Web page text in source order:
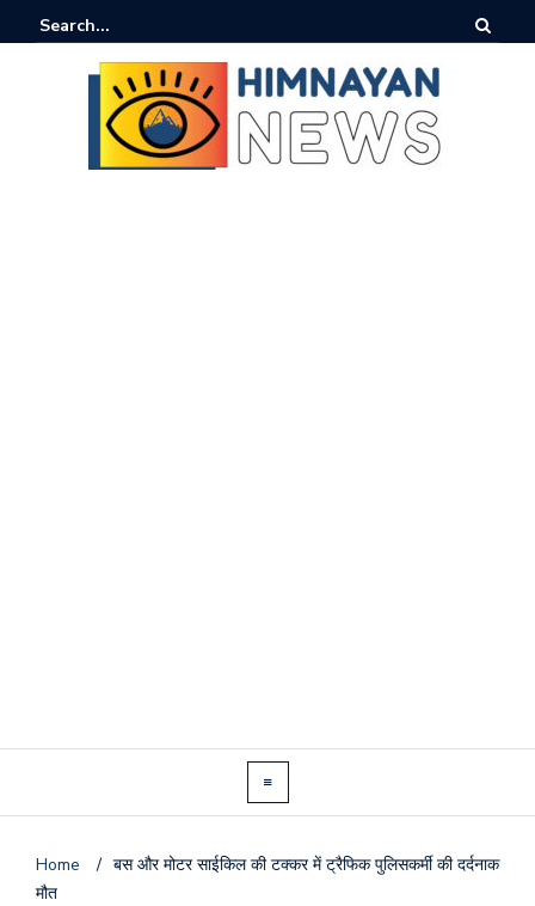
Home / बस और मोटर साईकिल की टक्कर में ट्रैफिक पुलिसकर्मी की दर्दनाक
मौत